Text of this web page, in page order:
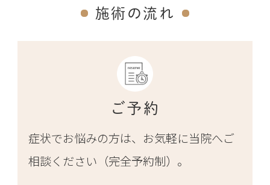
施術の流れ
ご予約
症状でお悩みの方は、お気軽に当院へご
相談ください（完全予約制）。